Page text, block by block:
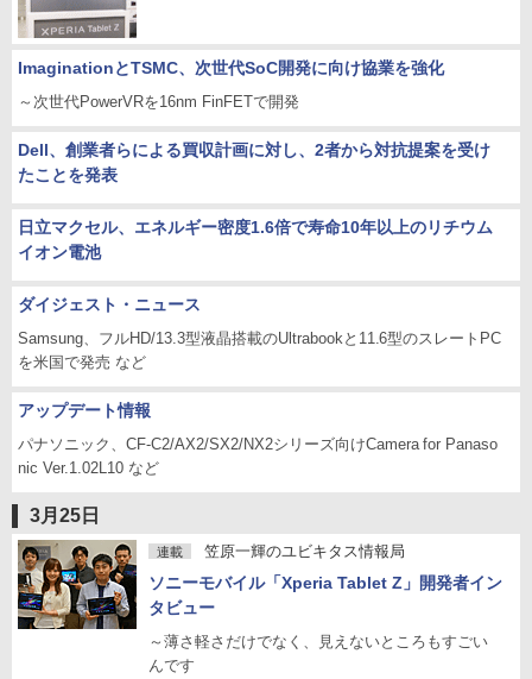
ImaginationとTSMC、次世代SoC開発に向け協業を強化
～次世代PowerVRを16nm FinFETで開発
Dell、創業者らによる買収計画に対し、2者から対抗提案を受け
たことを発表
日立マクセル、エネルギー密度1.6倍で寿命10年以上のリチウム
イオン電池
ダイジェスト・ニュース
Samsung、フルHD/13.3型液晶搭載のUltrabookと11.6型のスレートPC
を米国で発売 など
アップデート情報
パナソニック、CF-C2/AX2/SX2/NX2シリーズ向けCamera for Panaso
nic Ver.1.02L10 など
3月25日
連載 笠原一輝のユビキタス情報局
ソニーモバイル「Xperia Tablet Z」開発者イン
タビュー
～薄さ軽さだけでなく、見えないところもすごい
んです